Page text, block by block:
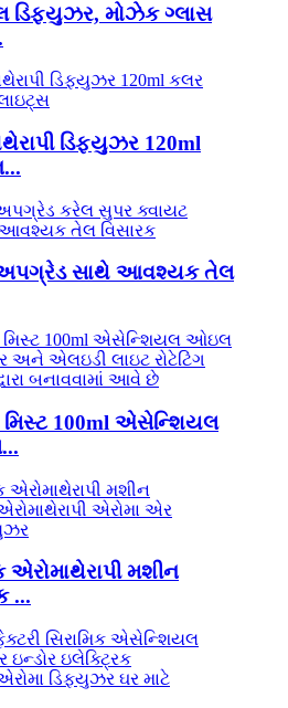
મોઝેક ગ્લાસ
ડિફ્યુઝર 120ml
સાથે આવશ્યક તેલ
100ml એસેન્શિયલ
એરોમાથેરાપી મશીન
...